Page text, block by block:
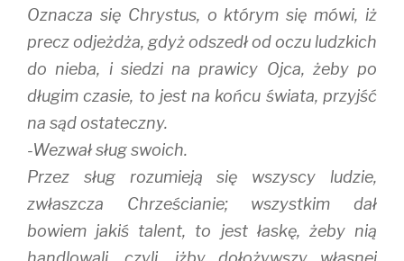
Oznacza się Chrystus, o którym się mówi, iż
precz odjeżdża, gdyż odszedł od oczu ludzkich
do nieba, i siedzi na prawicy Ojca, żeby po
długim czasie, to jest na końcu świata, przyjść
na sąd ostateczny.
-Wezwał sług swoich.
Przez sług rozumieją się wszyscy ludzie,
zwłaszcza Chrześcianie; wszystkim dał
bowiem jakiś talent, to jest łaskę, żeby nią